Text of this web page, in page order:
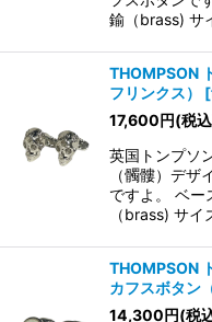
鍮（brass) サ
THOMPSON
フリンクス）
[
17,600円(税
英国トンプソ
（髑髏）デザ
ですよ。 ベ
（brass) サ
THOMPSON
カフスボタン
14,300円(税